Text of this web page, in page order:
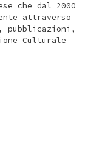
che dal 2000
attraverso
pubblicazioni,
Culturale